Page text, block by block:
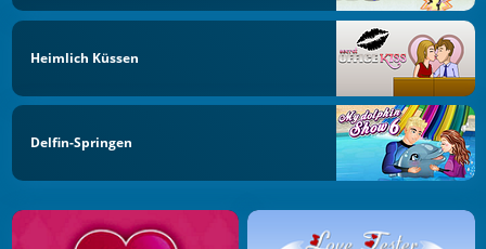
Heimlich Küssen
Delfin-Springen